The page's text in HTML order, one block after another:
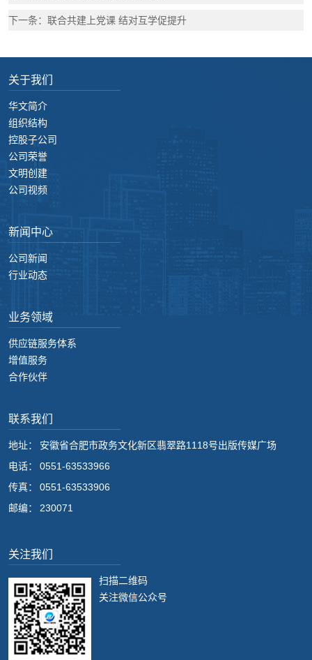
下一条：联合共建上党课 结对互学促提升
关于我们
华文简介
组织结构
控股子公司
公司荣誉
文明创建
公司视频
新闻中心
公司新闻
行业动态
业务领域
供应链服务体系
增值服务
合作伙伴
联系我们
地址：
安徽省合肥市政务文化新区翡翠路1118号出版传媒广场
电话：
0551-63533966
传真：
0551-63533906
邮编：
230071
关注我们
扫描二维码
关注微信公众号